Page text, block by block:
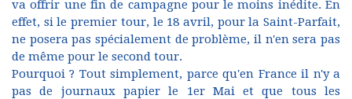
va offrir une fin de campagne pour le moins inédite. En
effet, si le premier tour, le 18 avril, pour la Saint-Parfait,
ne posera pas spécialement de problème, il n'en sera pas
de même pour le second tour.
Pourquoi ? Tout simplement, parce qu'en France il n'y a
pas de journaux papier le 1er Mai et que tous les